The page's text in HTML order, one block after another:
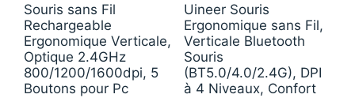
Souris sans Fil
Rechargeable
Ergonomique Verticale,
Optique 2.4GHz
800/1200/1600dpi, 5
Boutons pour Pc
Uineer Souris
Ergonomique sans Fil,
Verticale Bluetooth
Souris
(BT5.0/4.0/2.4G), DPI
à 4 Niveaux, Confort